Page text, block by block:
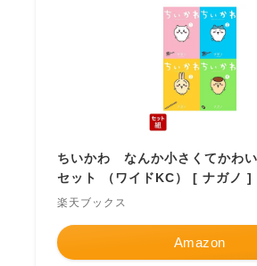
ちいかわ なんか小さくてかわ
セット （ワイドKC） [ ナガノ ]
楽天ブックス
Amazon